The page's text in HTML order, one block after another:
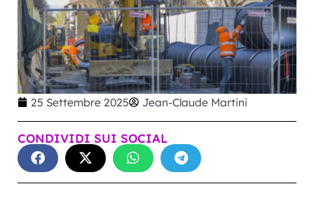
25 Settembre 2025 Jean-Claude Martini
CONDIVIDI SUI SOCIAL